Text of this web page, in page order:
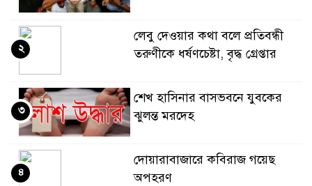
লেবু দেওয়ার কথা বলে প্রতিবন্ধী
তরুণীকে ধর্ষণচেষ্টা, বৃদ্ধ গ্রেপ্তার
২
শেখ হাসিনার বাসভবনে যুবকের
ঝুলন্ত মরদেহ
৩
দোয়ারাবাজারে কবিরাজ গয়েছ
অপহরণ
৪